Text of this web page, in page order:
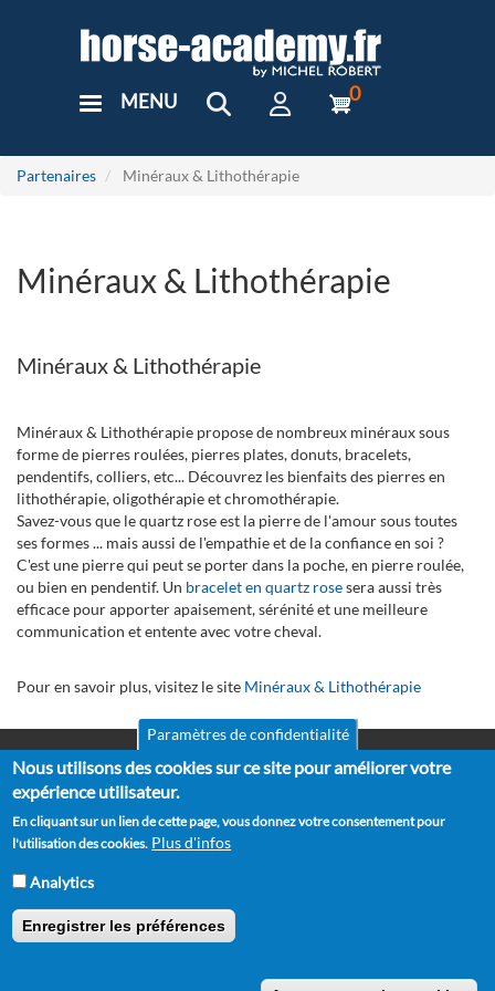
User
Custom
MENU 0
Partenaires Minéraux & Lithothérapie
Minéraux & Lithothérapie
Minéraux & Lithothérapie
Minéraux & Lithothérapie propose de nombreux minéraux sous
forme de pierres roulées, pierres plates, donuts, bracelets,
pendentifs, colliers, etc... Découvrez les bienfaits des pierres en
lithothérapie, oligothérapie et chromothérapie.
Savez-vous que le quartz rose est la pierre de l'amour sous toutes
ses formes ... mais aussi de l'empathie et de la confiance en soi ?
C'est une pierre qui peut se porter dans la poche, en pierre roulée,
ou bien en pendentif. Un bracelet en quartz rosesera aussi très
efficace pour apporter apaisement, sérénité et une meilleure
communication et entente avec votre cheval.
Pour en savoir plus, visitez le site Minéraux & Lithothérapie
Pied
de
page
Mentions légales
CGV
Politique de confidentialité
Politique de cookies
Contact
Copyright © 2012 - 2026 Horse Academy - Tous droits réservés.
Paramètres de confidentialité
Nous utilisons des cookies sur ce site pour améliorer votre
expérience utilisateur.
En cliquant sur un lien de cette page, vous donnez votre consentement pour
l'utilisation des cookies. Plus d'infos
Analytics
Enregistrer les préférences